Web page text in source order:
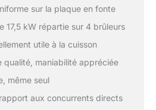
sur la plaque en fonte
17,5 kW répartie sur 4 brûleurs
utile à la cuisson
qualité, maniabilité appréciée
même seul
aux concurrents directs